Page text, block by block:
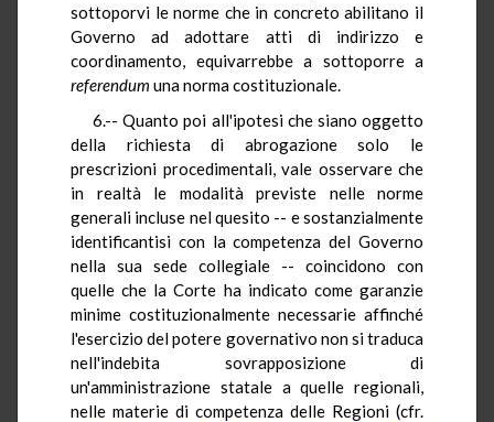
sottoporvi le norme che in concreto abilitano il
Governo ad adottare atti di indirizzo e
coordinamento, equivarrebbe a sottoporre a
referendum una norma costituzionale.
6.-- Quanto poi all'ipotesi che siano oggetto
della richiesta di abrogazione solo le
prescrizioni procedimentali, vale osservare che
in realtà le modalità previste nelle norme
generali incluse nel quesito -- e sostanzialmente
identificantisi con la competenza del Governo
nella sua sede collegiale -- coincidono con
quelle che la Corte ha indicato come garanzie
minime costituzionalmente necessarie affinché
l'esercizio del potere governativo non si traduca
nell'indebita sovrapposizione di
un'amministrazione statale a quelle regionali,
nelle materie di competenza delle Regioni (cfr.